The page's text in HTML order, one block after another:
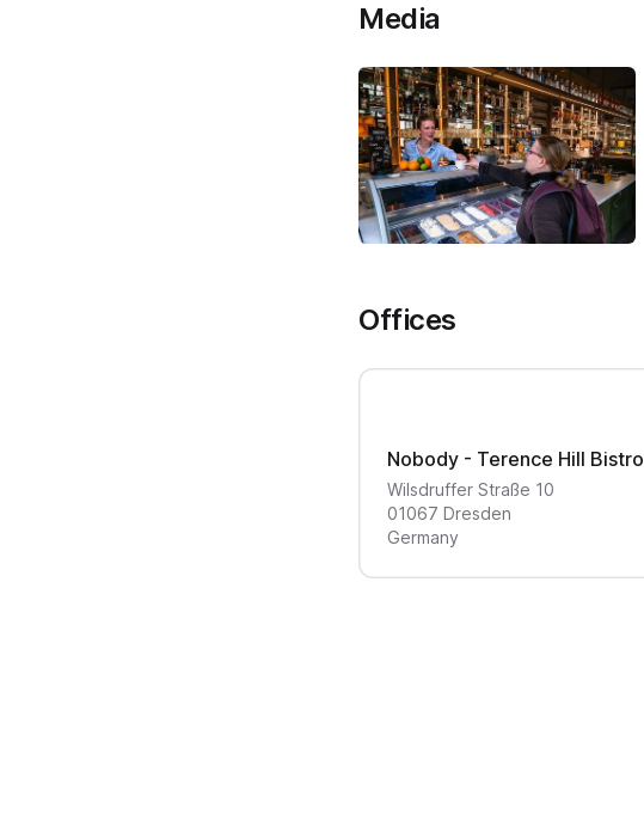
Media
Offices
Nobody - Terence Hill Bistro
Wilsdruffer Straße 10
01067 Dresden
Germany